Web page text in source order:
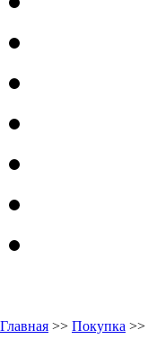
Главная >> Покупка >>